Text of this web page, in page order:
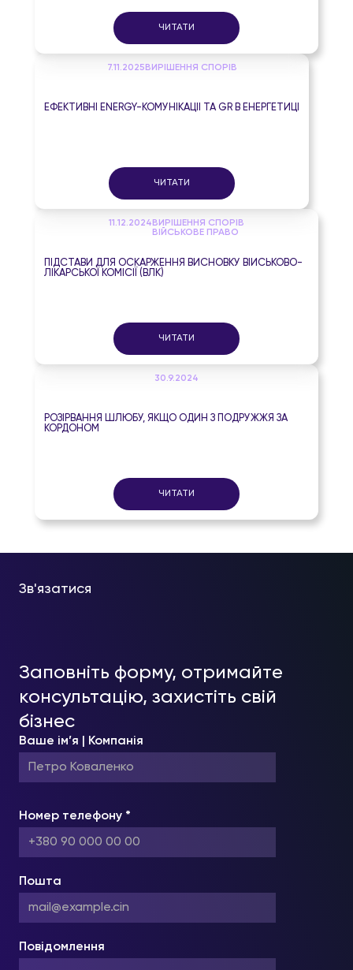
ЧИТАТИ
7.11.2025 ВИРІШЕННЯ СПОРІВ
ЕФЕКТИВНІ ENERGY-КОМУНІКАЦІЇ ТА GR В ЕНЕРГЕТИЦІ
ЧИТАТИ
11.12.2024 ВИРІШЕННЯ СПОРІВ
ВІЙСЬКОВЕ ПРАВО
ПІДСТАВИ ДЛЯ ОСКАРЖЕННЯ ВИСНОВКУ ВІЙСЬКОВО-
ЛІКАРСЬКОЇ КОМІСІЇ (ВЛК)
ЧИТАТИ
30.9.2024
РОЗІРВАННЯ ШЛЮБУ, ЯКЩО ОДИН З ПОДРУЖЖЯ ЗА
КОРДОНОМ
ЧИТАТИ
Зв'язатися
Заповніть форму, отримайте
консультацію, захистіть свій
бізнес
Ваше ім’я | Компанія
Номер телефону *
Пошта
Повідомлення